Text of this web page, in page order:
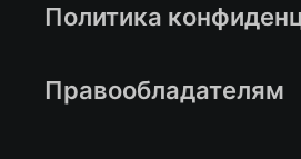
Политика
Правообладателям